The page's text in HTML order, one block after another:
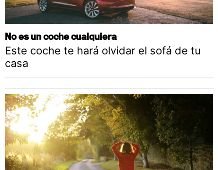
No es un coche cualquiera
Este coche te hará olvidar el sofá de tu
casa